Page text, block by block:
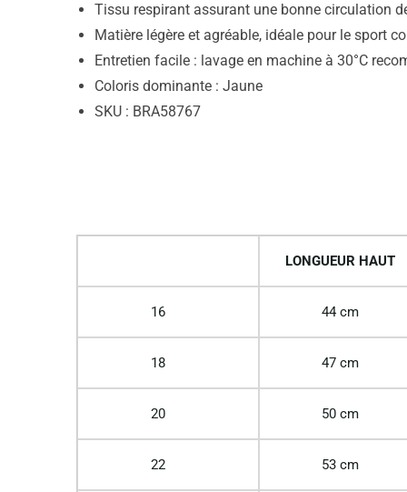
Tissu respirant assurant une bonne circulation
Matière légère et agréable, idéale pour le sport
Entretien facile : lavage en machine à 30°C
Coloris dominante : Jaune
SKU : BRA58767
LONGUEUR HAUT
16 44 cm
18 47 cm
20 50 cm
22 53 cm